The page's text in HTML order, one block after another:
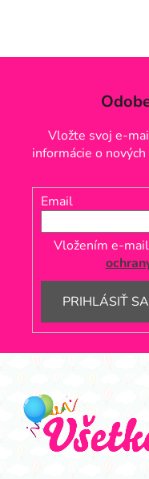
Vložte svoj e-
informácie o
Email
Vložením e-
PRIHLÁSIŤ SA
Z